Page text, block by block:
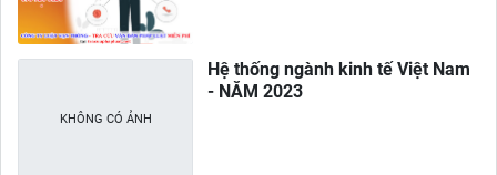
Hệ thống ngành kinh tế Việt Nam
- NĂM 2023